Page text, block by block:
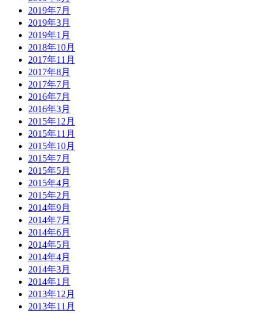
2019年7月
2019年3月
2019年1月
2018年10月
2017年11月
2017年8月
2017年7月
2016年7月
2016年3月
2015年12月
2015年11月
2015年10月
2015年7月
2015年5月
2015年4月
2015年2月
2014年9月
2014年7月
2014年6月
2014年5月
2014年4月
2014年3月
2014年1月
2013年12月
2013年11月